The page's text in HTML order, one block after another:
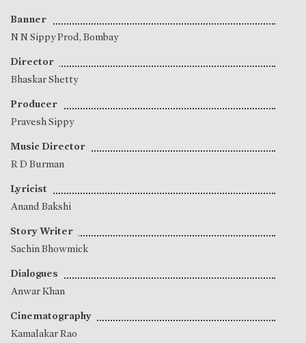
Banner
N N Sippy Prod, Bombay
Director
Bhaskar Shetty
Producer
Pravesh Sippy
Music Director
R D Burman
Lyricist
Anand Bakshi
Story Writer
Sachin Bhowmick
Dialogues
Anwar Khan
Cinematography
Kamalakar Rao